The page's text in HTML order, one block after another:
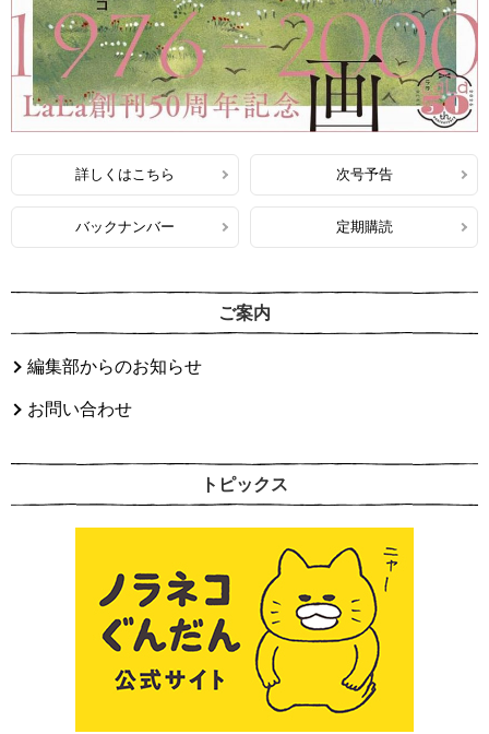
詳しくはこちら 次号予告
バックナンバー 定期購読
ご案内
編集部からのお知らせ
お問い合わせ
トピックス